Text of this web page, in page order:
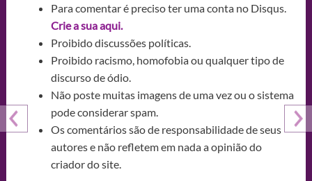
Para comentar é preciso ter uma conta no Disqus.
Crie a sua aqui.
Proibido discussões políticas.
Proibido racismo, homofobia ou qualquer tipo de
discurso de ódio.
Não poste muitas imagens de uma vez ou o sistema
pode considerar spam.
Os comentários são de responsabilidade de seus
autores e não refletem em nada a opinião do
criador do site.